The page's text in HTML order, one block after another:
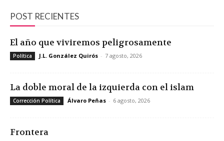
POST RECIENTES
El año que viviremos peligrosamente
Política J.L. González Quirós - 7 agosto, 2026
La doble moral de la izquierda con el islam
Corrección Política Álvaro Peñas - 6 agosto, 2026
Frontera